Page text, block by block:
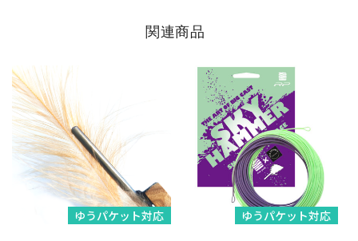
関連商品
ゆうパケット対応 ゆうパケット対応